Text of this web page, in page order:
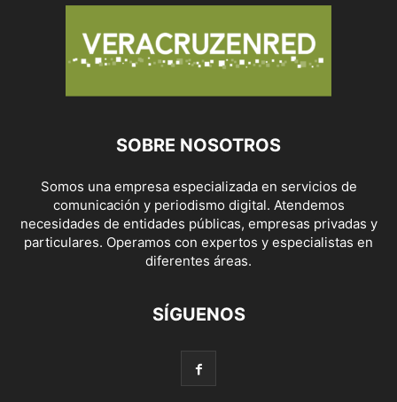
SOBRE NOSOTROS
Somos una empresa especializada en servicios de
comunicación y periodismo digital. Atendemos
necesidades de entidades públicas, empresas privadas y
particulares. Operamos con expertos y especialistas en
diferentes áreas.
SÍGUENOS